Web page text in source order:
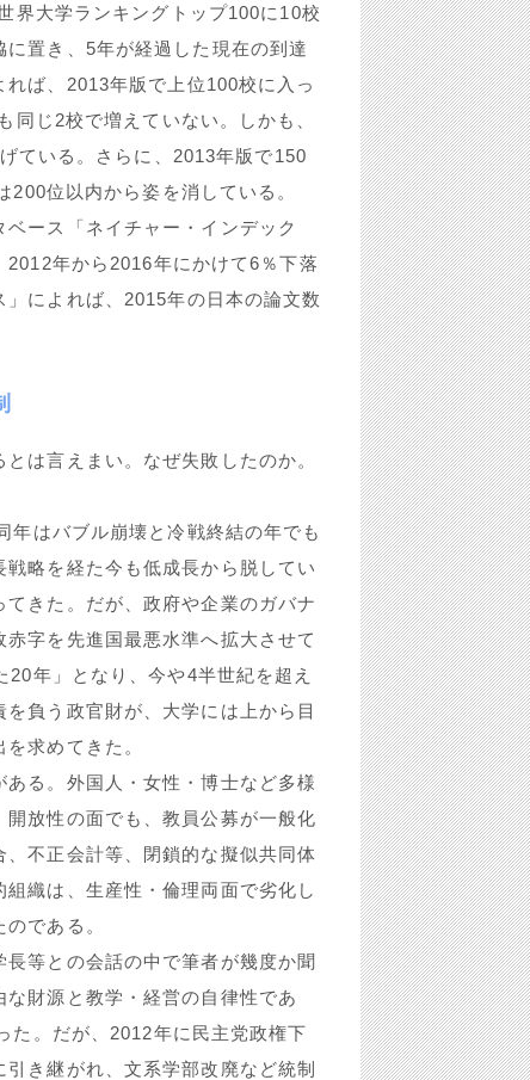
界大学ランキングトップ100に10校
置き、5年が経過した現在の到達
ば、2013年版で上位100校に入っ
じ2校で増えていない。しかも、
ている。さらに、2013年版で150
位以内から姿を消している。
ース「ネイチャー・インデック
年から2016年にかけて6％下落
によれば、2015年の日本の論文数
は言えまい。なぜ失敗したのか。
年はバブル崩壊と冷戦終結の年でも
略を経た今も低成長から脱してい
きた。だが、政府や企業のガバナ
字を先進国最悪水準へ拡大させて
年」となり、今や4半世紀を超え
負う政官財が、大学には上から目
求めてきた。
る。外国人・女性・博士など多様
放性の面でも、教員公募が一般化
不正会計等、閉鎖的な擬似共同体
織は、生産性・倫理両面で劣化し
である。
等との会話の中で筆者が幾度か聞
財源と教学・経営の自律性であ
た。だが、2012年に民主党政権下
き継がれ、文系学部改廃など統制